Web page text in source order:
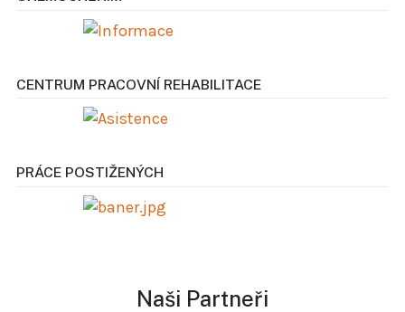
CENTRUM PRACOVNÍ REHABILITACE
PRÁCE POSTIŽENÝCH
Naši Partneři